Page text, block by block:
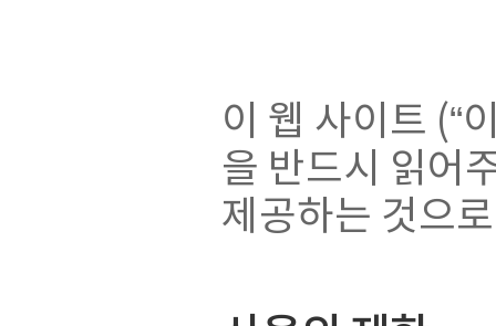
이 웹 사이트 (“
을 반드시 읽어
제공하는 것으